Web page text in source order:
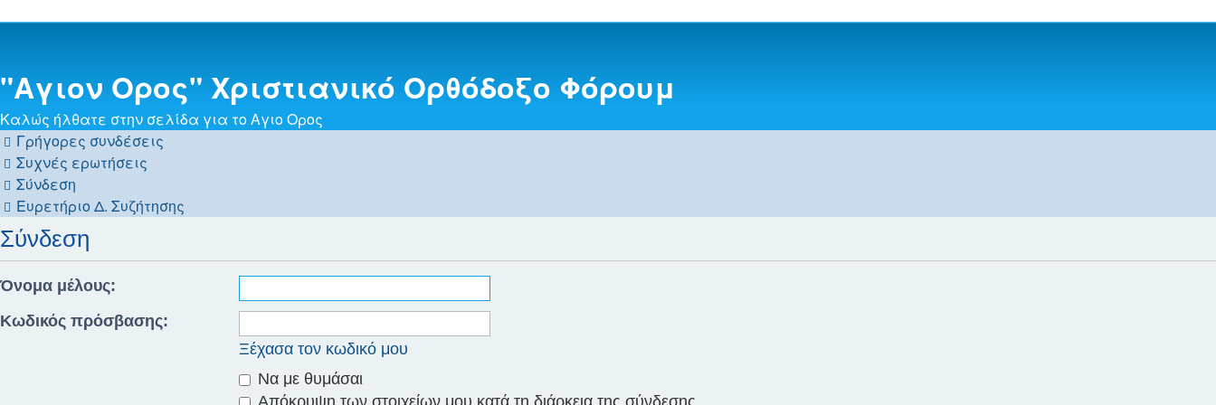
"Αγιον Ορος" Χριστιανικό Ορθόδοξο Φόρουμ
Καλώς ήλθατε στην σελίδα για το Αγιο Ορος
Γρήγορες συνδέσεις
Συχνές ερωτήσεις
Σύνδεση
Ευρετήριο Δ. Συζήτησης
Σύνδεση
Όνομα μέλους:
Κωδικός πρόσβασης:
Ξέχασα τον κωδικό μου
Να με θυμάσαι